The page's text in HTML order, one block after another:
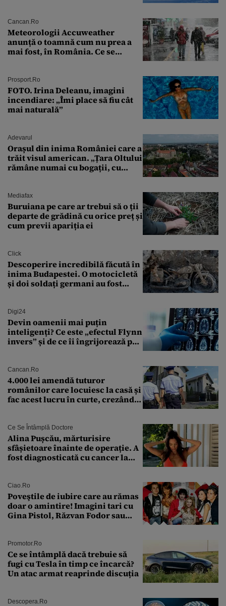
Cancan.ro
Meteorologii Accuweather
anunță o toamnă cum nu prea a
mai fost, în România. Ce se
București. Pe ce dată ninge
Prosport.ro
FOTO. Irina Deleanu, imagini
incendiare: „Îmi place să fiu cât
mai naturală”
Adevarul
Orașul din inima României care a
trăit visul american. „Țara Oltului
rămâne numai cu bogații, cu
Mediafax
Buruiana pe care ar trebui să o ții
departe de grădină cu orice preț și
cum previi apariția ei
Click
Descoperire incredibilă făcută în
inima Budapestei. O motocicletă
și doi soldați germani au fost
Digi24
Devin oamenii mai puțin
inteligenți? Ce este „efectul Flynn
invers” și de ce îi îngrijorează pe
Cancan.ro
4.000 lei amendă tuturor
românilor care locuiesc la casă și
fac acest lucru în curte, crezând
Ce Se Întâmplă Doctore
Alina Pușcău, mărturisire
sfâșietoare înainte de operație. A
fost diagnosticată cu cancer la
îmi salvez viața”
Ciao.ro
Poveştile de iubire care au rămas
doar o amintire! Imagini tari cu
Gina Pistol, Răzvan Fodor sau
Promotor.ro
Ce se întâmplă dacă trebuie să
fugi cu Tesla în timp ce încarcă?
Un atac armat reaprinde discuția
Descopera.ro